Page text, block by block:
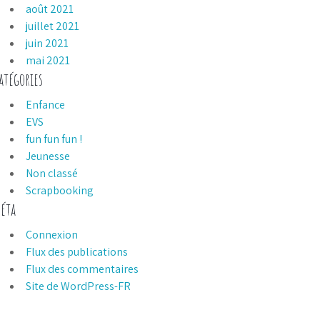
août 2021
juillet 2021
juin 2021
mai 2021
Enfance
EVS
fun fun fun !
Jeunesse
Non classé
Scrapbooking
Connexion
Flux des publications
Flux des commentaires
Site de WordPress-FR